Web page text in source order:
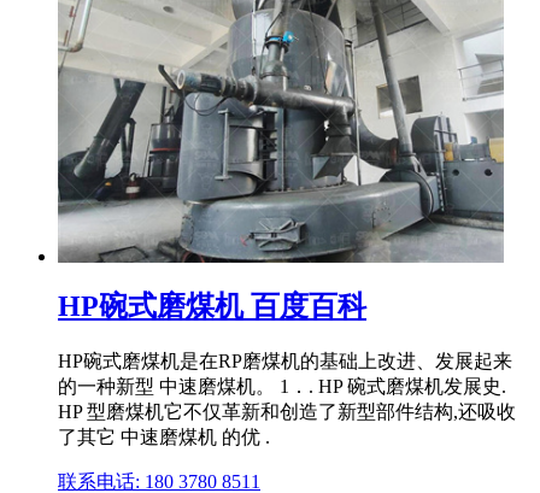
HP碗式磨煤机 百度百科
HP碗式磨煤机是在RP磨煤机的基础上改进、发展起来
的一种新型 中速磨煤机。 1．. HP 碗式磨煤机发展史.
HP 型磨煤机它不仅革新和创造了新型部件结构,还吸收
了其它 中速磨煤机 的优 .
联系电话: 180 3780 8511